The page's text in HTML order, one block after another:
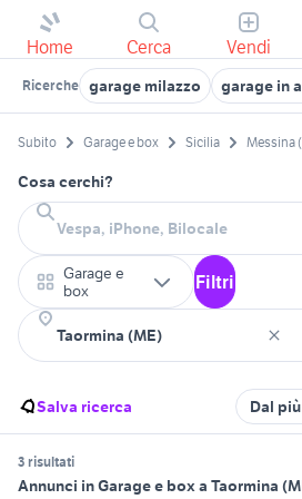
Home Cerca Vendi
Ricerche garage milazzo garage in
Subito Garage e box Sicilia Messina
Cosa cerchi?
Garage e
box
Filtri
Salva ricerca Dal
3 risultati
Annunci in Garage e box a Taormina